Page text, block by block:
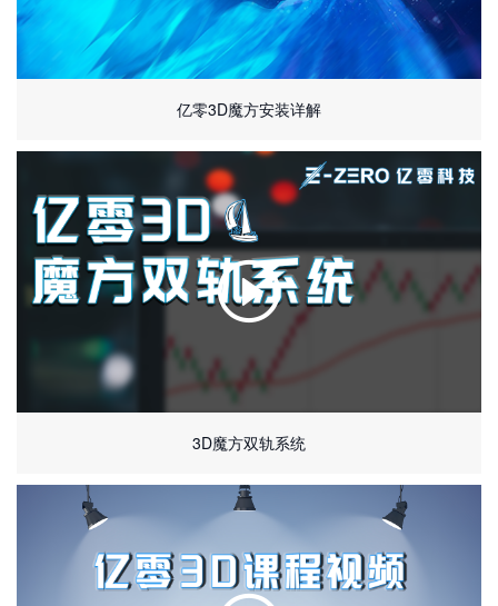
亿零3D魔方安装详解
3D魔方双轨系统